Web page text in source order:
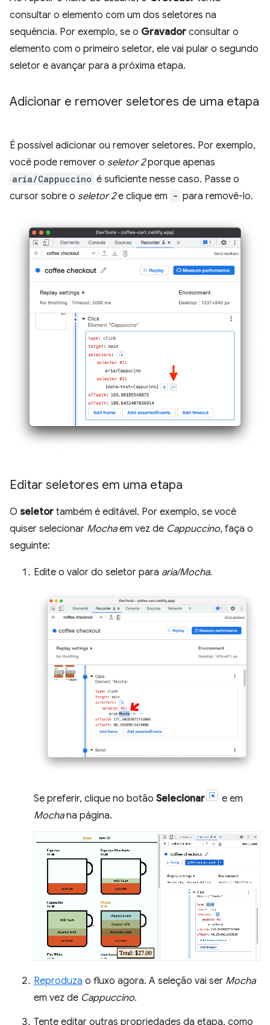
consultar o elemento com um dos seletores na
sequência. Por exemplo, se o Gravador consultar o
elemento com o primeiro seletor, ele vai pular o segundo
seletor e avançar para a próxima etapa.
Adicionar e remover seletores de uma etapa
É possível adicionar ou remover seletores. Por exemplo,
você pode remover o seletor 2porque apenas
aria/Cappuccino é suficiente nesse caso. Passe o
cursor sobre o seletor 2e clique em - para removê-lo.
Editar seletores em uma etapa
O seletor também é editável. Por exemplo, se você
quiser selecionar Mochaem vez de Cappuccino, faça o
seguinte:
Edite o valor do seletor para aria/Mocha.
Se preferir, clique no botão Selecionar
e em
Mochana página.
Reproduza o fluxo agora. A seleção vai ser Mocha
em vez de Cappuccino.
Tente editar outras propriedades da etapa, como